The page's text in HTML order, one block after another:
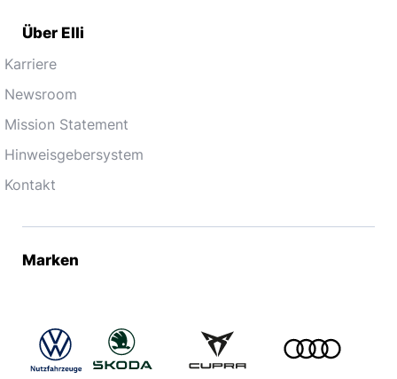
Über Elli
Karriere
Newsroom
Mission Statement
Hinweisgebersystem
Kontakt
Marken